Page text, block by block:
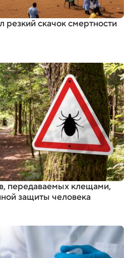
скачок смертности
,передаваемых клещами,
защиты человека